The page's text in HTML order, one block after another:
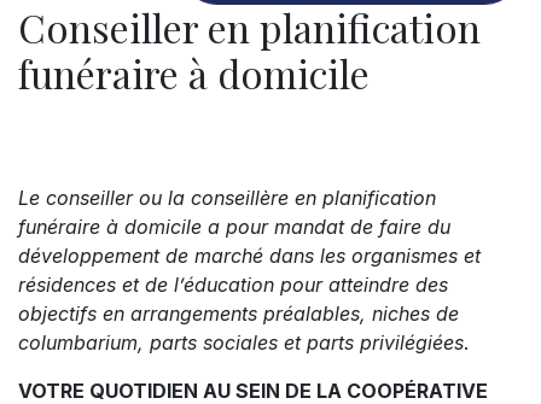
Conseiller en planification
funéraire à domicile
Le conseiller ou la conseillère en planification
funéraire à domicile a pour mandat de faire du
développement de marché dans les organismes et
résidences et de l’éducation pour atteindre des
objectifs en arrangements préalables, niches de
columbarium, parts sociales et parts privilégiées.
VOTRE QUOTIDIEN AU SEIN DE LA COOPÉRATIVE